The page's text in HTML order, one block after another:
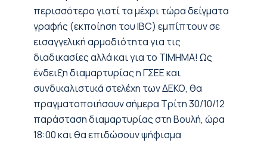
περισσότερο γιατί τα μέχρι τώρα δείγματα
γραφής (εκποίηση του IBC) εμπίπτουν σε
εισαγγελική αρμοδιότητα για τις
διαδικασίες αλλά και για το ΤΙΜΗΜΑ! Ως
ένδειξη διαμαρτυρίας η ΓΣΕΕ και
συνδικαλιστικά στελέχη των ΔΕΚΟ, θα
πραγματοποιήσουν σήμερα Τρίτη 30/10/12
παράσταση διαμαρτυρίας στη Βουλή, ώρα
18:00 και θα επιδώσουν ψήφισμα